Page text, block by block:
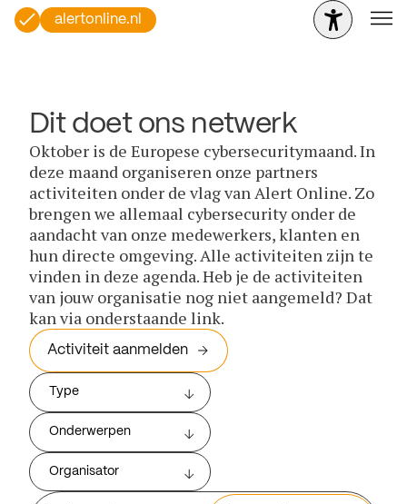
alertonline.nl
Dit doet ons netwerk
Oktober is de Europese cybersecuritymaand. In
deze maand organiseren onze partners
activiteiten onder de vlag van Alert Online. Zo
brengen we allemaal cybersecurity onder de
aandacht van onze medewerkers, klanten en
hun directe omgeving. Alle activiteiten zijn te
vinden in deze agenda. Heb je de activiteiten
van jouw organisatie nog niet aangemeld? Dat
kan via onderstaande link.
Activiteit aanmelden
Type
Onderwerpen
Organisator